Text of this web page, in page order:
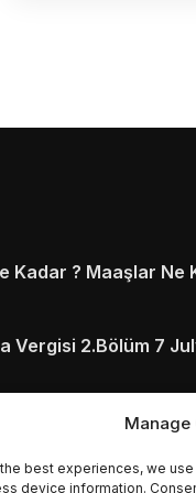
Manage
best experiences, we
device information.
Kadar ? Maaşlar Ne
Vergisi 2.Bölüm 7
ve Ödenmezse Ne